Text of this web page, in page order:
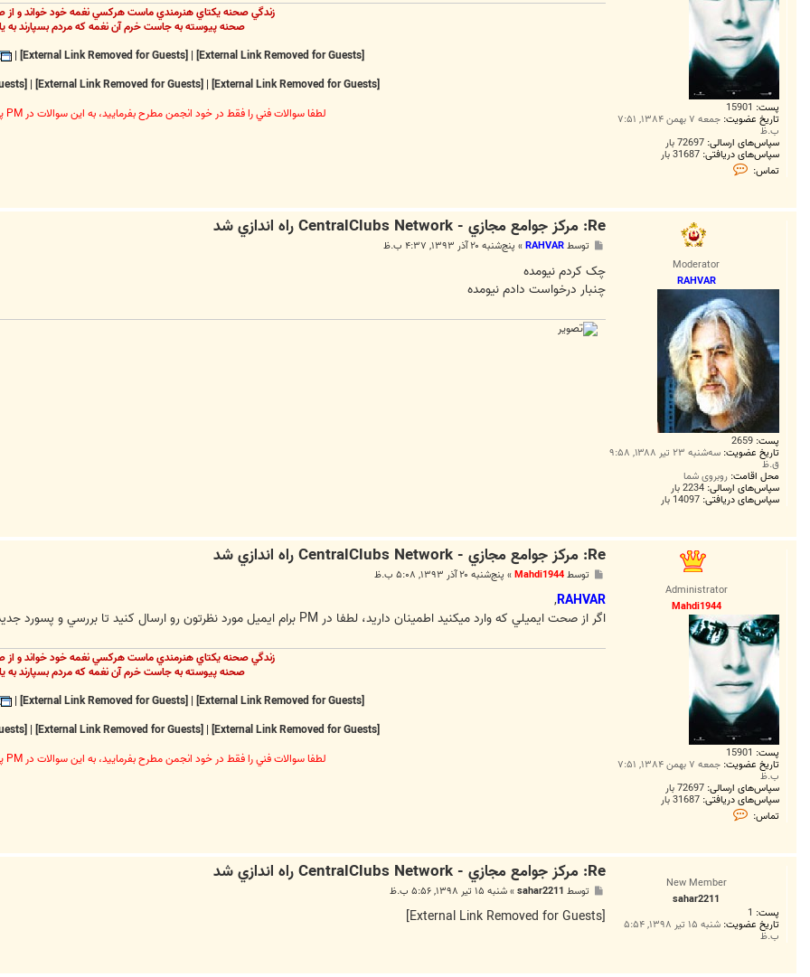
پست: 15901
تاریخ عضویت: جمعه ۷ بهمن ۱۳۸۴, ۷:۵۱
ب.ظ
سپاس‌های ارسالی: 72697 بار
سپاس‌های دریافتی: 31687 بار
تماس:
ت
M
4
4
زندگي صحنه يکتاي هنرمندي ماست هرکسي نغمه خود خواند و از
صحنه پيوسته به جاست خرم آن نغمه که مردم بسپارند به
[External Link Removed for Guests]
|
[External Link Removed for Guests]
|
[External Link Removed for Guests]
|
[External Link Removed for Guests]
|
[External Link Removed for Guests]
لطفا سوالات فني را فقط در خود انجمن مطرح بفرماييد، به اين سوالات در PM پاسخ داده نخواهد شد
Moderator
RAHVAR
پست: 2659
تاریخ عضویت: سه‌شنبه ۲۳ تیر ۱۳۸۸, ۹:۵۸
ق.ظ
محل اقامت: روبروی شما
سپاس‌های ارسالی: 2234 بار
سپاس‌های دریافتی: 14097 بار
Re: مرکز جوامع مجازي - CentralClubs Network راه اندازي شد
ت
توسطRAHVAR
» پنج‌شنبه ۲۰ آذر ۱۳۹۳, ۴:۳۷ ب.ظ
چک کردم نیومده
چنبار درخواست دادم نیومده
Administrator
Mahdi1944
پست: 15901
تاریخ عضویت: جمعه ۷ بهمن ۱۳۸۴, ۷:۵۱
ب.ظ
سپاس‌های ارسالی: 72697 بار
سپاس‌های دریافتی: 31687 بار
تماس:
ت
M
h
9
Re: مرکز جوامع مجازي - CentralClubs Network راه اندازي شد
ت
توسطMahdi1944
» پنج‌شنبه ۲۰ آذر ۱۳۹۳, ۵:۰۸ ب.ظ
RAHVAR
,
اگر از صحت ايميلي كه وارد ميكنيد اطمينان داريد، لطفا در PM برام ايميل مورد نظرتون رو ارسال كنيد تا بررسي و پسورد جديدي به صورت دستي براتون ايجاد كنم
زندگي صحنه يکتاي هنرمندي ماست هرکسي نغمه خود خواند و از
صحنه پيوسته به جاست خرم آن نغمه که مردم بسپارند به
[External Link Removed for Guests]
|
[External Link Removed for Guests]
|
[External Link Removed for Guests]
|
[External Link Removed for Guests]
|
[External Link Removed for Guests]
لطفا سوالات فني را فقط در خود انجمن مطرح بفرماييد، به اين سوالات در PM پاسخ داده نخواهد شد
New Member
sahar2211
پست: 1
تاریخ عضویت: شنبه ۱۵ تیر ۱۳۹۸, ۵:۵۴
ب.ظ
Re: مرکز جوامع مجازي - CentralClubs Network راه اندازي شد
ت
توسط sahar2211
»شنبه ۱۵ تیر ۱۳۹۸, ۵:۵۶ ب.ظ
[External Link Removed for Guests]